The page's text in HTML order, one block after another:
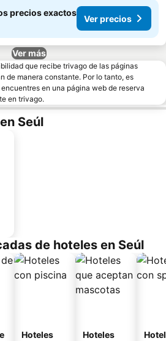
precios exactos
Ver precios
Ver más
que recibe trivago de las páginas
de manera constante. Por lo tanto, es
en una página web de reserva
en trivago.
Seúl
de hoteles en Seúl
Hoteles
Hoteles